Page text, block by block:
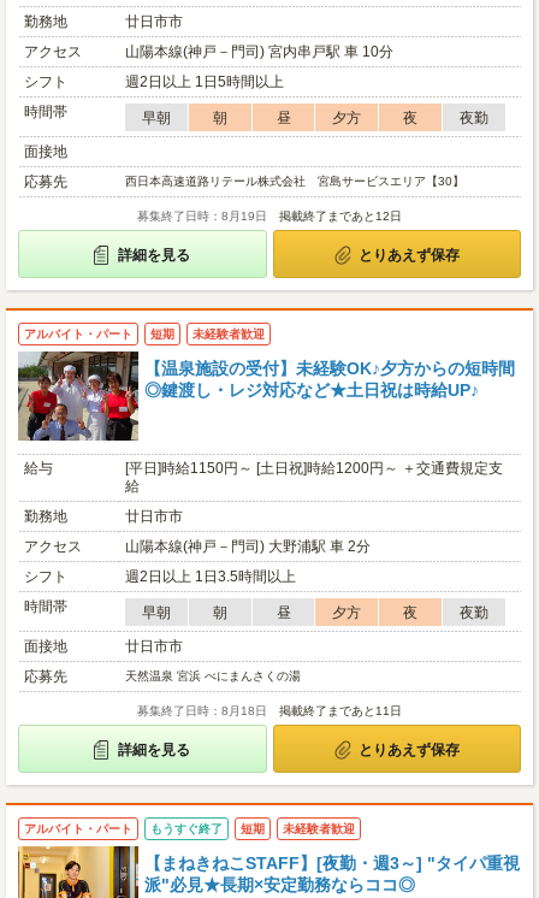
勤務地
廿日市市
アクセス
山陽本線(神戸－門司) 宮内串戸駅 車 10分
シフト
週2日以上 1日5時間以上
時間帯
早朝 朝 昼 夕方 夜
夜勤
面接地
応募先
西日本高速道路リテール株式会社 宮島サービスエリア【30】
募集終了日時：8月19日 掲載終了まであと12日
詳細を見る とりあえず保存
アルバイト・パート 短期 未経験者歓迎
【温泉施設の受付】未経験OK♪夕方からの短時間
◎鍵渡し・レジ対応など★土日祝は時給UP♪
給与
[平日]時給1150円～ [土日祝]時給1200円～ ＋交通費規定支
給
勤務地
廿日市市
アクセス
山陽本線(神戸－門司) 大野浦駅 車 2分
シフト
週2日以上 1日3.5時間以上
時間帯
早朝 朝 昼 夕方 夜
夜勤
面接地
廿日市市
応募先
天然温泉 宮浜 べにまんさくの湯
募集終了日時：8月18日 掲載終了まであと11日
詳細を見る とりあえず保存
アルバイト・パート もうすぐ終了 短期 未経験者歓迎
【まねきねこSTAFF】[夜勤・週3～] "タイパ重視
派"必見★長期×安定勤務ならココ◎